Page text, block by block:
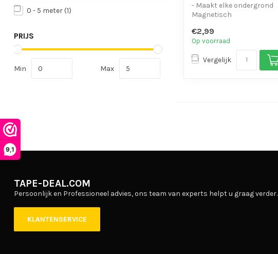
9,1
0 - 5 meter (1)
PRIJS
Min Max
- Maakt elke ondergrond
Magnetisch
te hangen.
-...
€2,99
Op voorraad
Vergelijk
TAPE-DEAL.COM
Persoonlijk en Professioneel advies, ons team van experts helpt u graag verder.
KLANTENSERVICE